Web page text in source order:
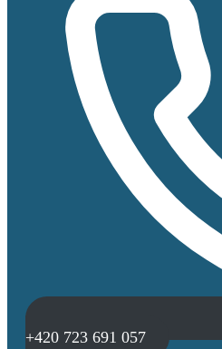
+420 723 691 057